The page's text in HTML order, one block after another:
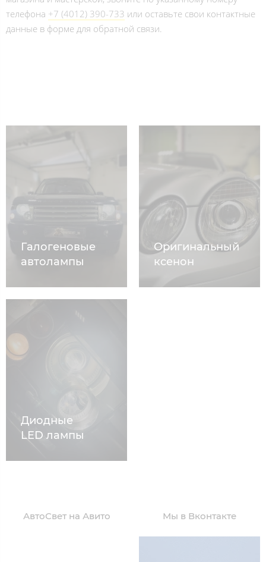
телефона +7 (4012) 390-733 или оставьте свои контактные
данные в форме для обратной связи.
Галогеновые
автолампы
Оригинальный
ксенон
Диодные
LED лампы
АвтоСвет на Авито Мы в Вконтакте